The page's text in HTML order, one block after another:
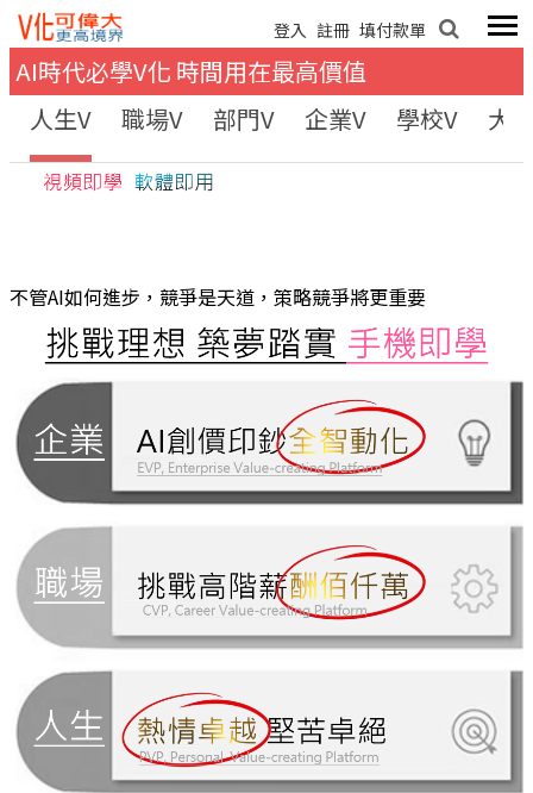
登入 註冊 填付款單
AI時代必學V化 時間用在最高價值
人生V
職場V 部門V 企業V 學校V 大
不管AI如何進步，競爭是天道，策略競爭將更重要
標題
內容
圖片
取消 送出